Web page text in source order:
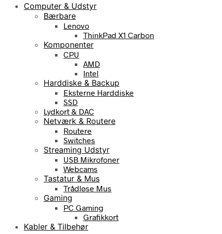
Computer & Udstyr
Bærbare
Lenovo
ThinkPad X1 Carbon
Komponenter
CPU
AMD
Intel
Harddiske & Backup
Eksterne Harddiske
SSD
Lydkort & DAC
Netværk & Routere
Routere
Switches
Streaming Udstyr
USB Mikrofoner
Webcams
Tastatur & Mus
Trådløse Mus
Gaming
PC Gaming
Grafikkort
Kabler & Tilbehør